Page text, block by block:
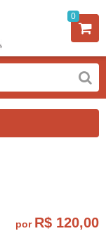
0
por R$ 120,00